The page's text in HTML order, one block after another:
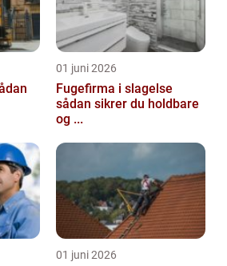
01 juni 2026
Fugefirma i slagelse
sådan sikrer du holdbare
og ...
01 juni 2026